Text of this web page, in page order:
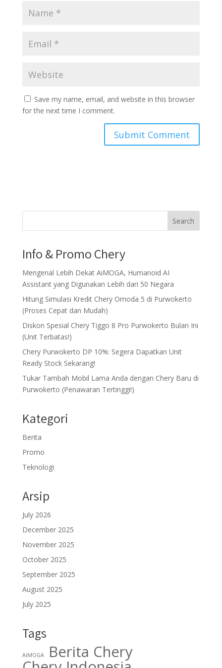
Save my name, email, and website in this browser
for the next time I comment.
Search
Info & Promo Chery
Mengenal Lebih Dekat AiMOGA, Humanoid AI
Assistant yang Digunakan Lebih dari 50 Negara
Hitung Simulasi Kredit Chery Omoda 5 di Purwokerto
(Proses Cepat dan Mudah)
Diskon Spesial Chery Tiggo 8 Pro Purwokerto Bulan Ini
(Unit Terbatas!)
Chery Purwokerto DP 10%: Segera Dapatkan Unit
Ready Stock Sekarang!
Tukar Tambah Mobil Lama Anda dengan Chery Baru di
Purwokerto (Penawaran Tertinggi!)
Kategori
Berita
Promo
Teknologi
Arsip
July 2026
December 2025
November 2025
October 2025
September 2025
August 2025
July 2025
Tags
AiMOGA Berita Chery